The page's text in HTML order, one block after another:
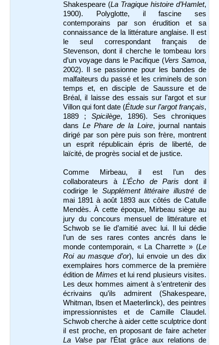
Shakespeare (La Tragique histoire d’Hamlet,
1900). Polyglotte, il fascine ses
contemporains par son érudition et sa
connaissance de la littérature anglaise. Il est
le seul correspondant français de
Stevenson, dont il cherche le tombeau lors
d’un voyage dans le Pacifique (Vers Samoa,
2002). Il se passionne pour les bandes de
malfaiteurs du passé et les criminels de son
temps et, en disciple de Saussure et de
Bréal, il laisse des essais sur l’argot et sur
Villon qui font date (Étude sur l’argot français,
1889 ; Spicilège, 1896). Ses chroniques
dans Le Phare de la Loire, journal nantais
dirigé par son père puis son frère, montrent
un esprit républicain épris de liberté, de
laïcité, de progrès social et de justice.
Comme Mirbeau, il est l’un des
collaborateurs à L’Écho de Parisdont il
codirige le Supplément littéraire illustré de
mai 1891 à août 1893 aux côtés de Catulle
Mendès. À cette époque, Mirbeau siège au
jury du concours mensuel de littérature et
Schwob se lie d’amitié avec lui. Il lui dédie
l’un de ses rares contes ancrés dans le
monde contemporain, « La Charrette » (Le
Roi au masque d’or), lui envoie un des dix
exemplaires hors commerce de la première
édition de Mimes et lui rend plusieurs visites.
Les deux hommes aiment à s’entretenir des
écrivains qu’ils admirent (Shakespeare,
Whitman, Ibsen et Maeterlinck), des peintres
impressionnistes et de Camille Claudel.
Schwob cherche à aider cette sculptrice dont
il est proche, en proposant de faire acheter
La Valse par l’État grâce aux relations de